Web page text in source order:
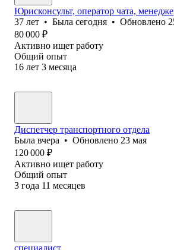
Юрисконсульт, оператор чата,
37 лет • Была сегодня • Обновлено
80 000 ₽
Активно ищет работу
Общий опыт
16 лет 3 месяца
Диспетчер транспортного отдела
Была вчера • Обновлено 23 мая
120 000 ₽
Активно ищет работу
Общий опыт
3 года 11 месяцев
специалист